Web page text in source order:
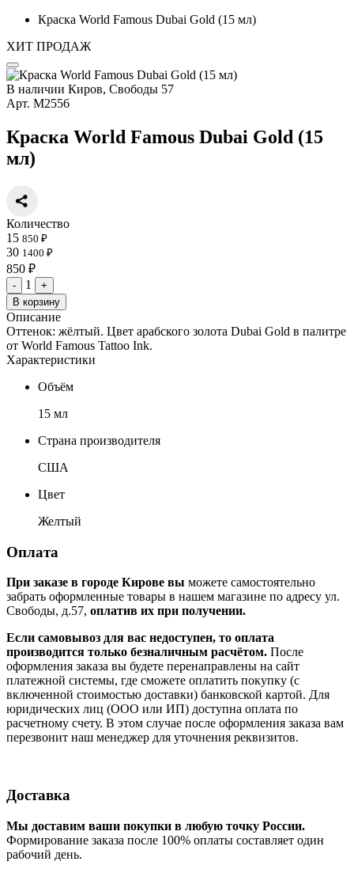
Краска World Famous Dubai Gold (15 мл)
ХИТ ПРОДАЖ
В наличии Киров, Свободы 57
Арт. М2556
Краска World Famous Dubai Gold (15
мл)
Количество
15 850 ₽
30 1400 ₽
850 ₽
- 1
+
В корзину
Описание
Оттенок: жёлтый. Цвет арабского золота Dubai Gold в палитре
от World Famous Tattoo Ink.
Характеристики
Объём
15 мл
Страна производителя
США
Цвет
Желтый
Оплата
При заказе в городе Кирове вы можете самостоятельно
забрать оформленные товары в нашем магазине по адресу ул.
Свободы, д.57, оплатив их при получении.
Если самовывоз для вас недоступен, то оплата
производится только безналичным расчётом. После
оформления заказа вы будете перенаправлены на сайт
платежной системы, где сможете оплатить покупку (с
включенной стоимостью доставки) банковской картой. Для
юридических лиц (ООО или ИП) доступна оплата по
расчетному счету. В этом случае после оформления заказа вам
перезвонит наш менеджер для уточнения реквизитов.
Доставка
Мы доставим ваши покупки в любую точку России.
Формирование заказа после 100% оплаты составляет один
рабочий день.